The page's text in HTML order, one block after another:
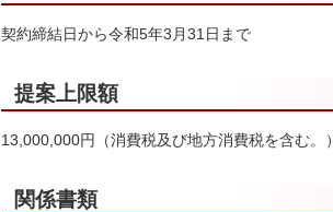
契約締結日から令和5年3月31日まで
提案上限額
13,000,000円（消費税及び地方消費税を含む。）
関係書類